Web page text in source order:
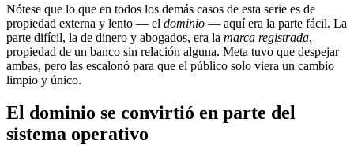
Nótese que lo que en todos los demás casos de esta serie es de
propiedad externa y lento — el dominio — aquí era la parte fácil. La
parte difícil, la de dinero y abogados, era la marca registrada,
propiedad de un banco sin relación alguna. Meta tuvo que despejar
ambas, pero las escalonó para que el público solo viera un cambio
limpio y único.
El dominio se convirtió en parte del
sistema operativo